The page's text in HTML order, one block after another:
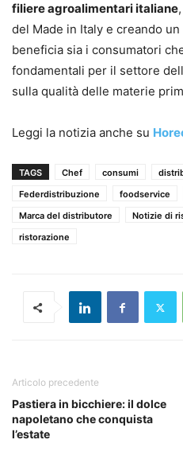
filiere agroalimentari italiane
del Made in Italy e creando
beneficia sia i consumatori
fondamentali per il settore
sulla qualità delle materie
Leggi la notizia anche su
TAGS Chef consumi
Federdistribuzione
foodservice
Marca del distributore
Notizie di
ristorazione
Articolo precedente
Pastiera in bicchiere: il dolce
napoletano che conquista
l’estate